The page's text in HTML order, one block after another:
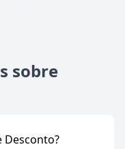
sobre
Desconto?